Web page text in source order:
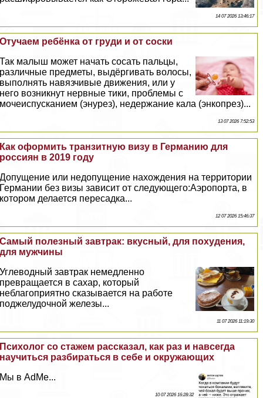
14 07 2026 13:46:17
Отучаем ребёнка от гpyди и от соски
Так малыш может начать сосать пальцы,
различные предметы, выдёргивать волосы,
выполнять навязчивые движения, или у
него возникнут нервные тики, проблемы с
мочеиспусканием (энурез), недержание кала (энкопрез)...
13 07 2026 7:52:53
Как оформить транзитную визу в Германию для
россиян в 2019 году
Допущение или недопущение нахождения на территории
Германии без визы зависит от следующего:Аэропорта, в
котором делается пересадка...
12 07 2026 15:46:37
Самый полезный завтpaк: вкусный, для похудения,
для мужчины
Углеводный завтpaк немедленно
превращается в сахар, который
нeблагоприятно сказывается на работе
поджелудочной железы...
11 07 2026 11:19:30
Психолог со стажем рассказал, как раз и навсегда
научиться разбираться в себе и окружающих
Мы в AdMe...
10 07 2026 16:28:32